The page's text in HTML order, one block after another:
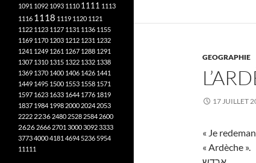
GEOGRAPHIE
17 JUILLET
« Je
« Ardèche ».
1091 1092 1093 1110 1111 1113
1116 1118 1119 1120 1121
1122 1123 1127 1131 1136 1155
1169 1170 1203 1212 1231 1232
1241 1249 1261 1267 1288 1291
1307 1310 1315 1322 1332 1338
1369 1370 1400 1406 1426 1441
1449 1495 1500 1553 1558 1571
1597 1623 1633 1644 1776 1819
1837 1984 1998 2000 2024 2053
2222 2236 2480 2528 2584 2600
2626 2666 2701 300030923333
377340004181 4694 5236 5954
11111